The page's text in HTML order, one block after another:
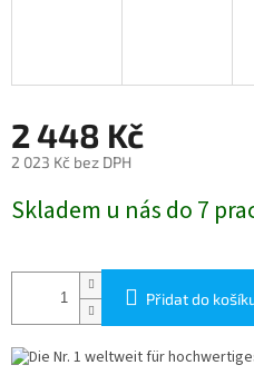
2 448 Kč
2 023 Kč bez DPH
cena:
Skladem u nás do 7
Přidat do